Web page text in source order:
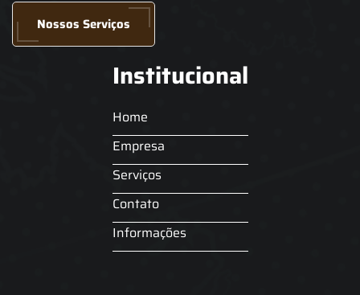
Nossos Serviços
Institucional
Home
Empresa
Serviços
Contato
Informações